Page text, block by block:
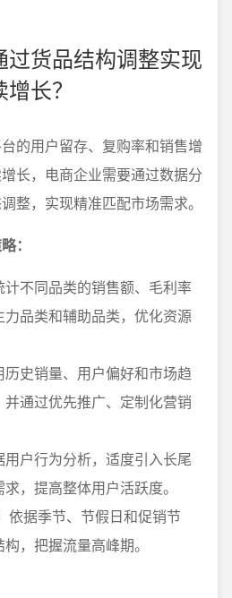
过货品结构调整实现
长？
的用户留存、复购率和销售增
长，电商企业需要通过数据分
整，实现精准匹配市场需求。
：
不同品类的销售额、毛利率
品类和辅助品类，优化资源
史销量、用户偏好和市场趋
通过优先推广、定制化营销
户行为分析，适度引入长尾
，提高整体用户活跃度。
依据季节、节假日和促销节
，把握流量高峰期。